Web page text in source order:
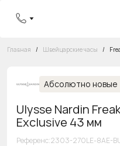
Главная / Швейцарские часы /
Абсолютно новые
Ulysse Nardin
Exclusive 43 мм
Референс:2303-270LE-8AE-